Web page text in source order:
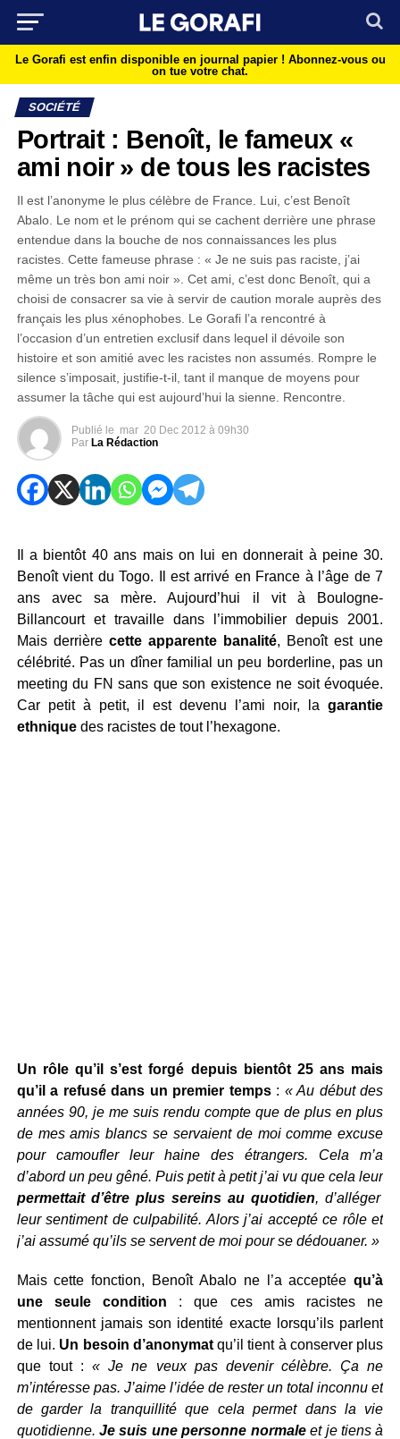
Le Gorafi est enfin disponible en journal papier ! Abonnez-vous ou
on tue votre chat.
SOCIÉTÉ
Portrait : Benoît, le fameux «
ami noir » de tous les racistes
Il est l’anonyme le plus célèbre de France. Lui, c’est Benoît
Abalo. Le nom et le prénom qui se cachent derrière une phrase
entendue dans la bouche de nos connaissances les plus
racistes. Cette fameuse phrase : « Je ne suis pas raciste, j’ai
même un très bon ami noir ». Cet ami, c’est donc Benoît, qui a
choisi de consacrer sa vie à servir de caution morale auprès des
français les plus xénophobes. Le Gorafi l’a rencontré à
l’occasion d’un entretien exclusif dans lequel il dévoile son
histoire et son amitié avec les racistes non assumés. Rompre le
silence s’imposait, justifie-t-il, tant il manque de moyens pour
assumer la tâche qui est aujourd’hui la sienne. Rencontre.
Publié le mar 20 Dec 2012 à 09h30
Par La Rédaction
Il a bientôt 40 ans mais on lui en donnerait à peine 30.
Benoît vient du Togo. Il est arrivé en France à l’âge de 7
ans avec sa mère. Aujourd’hui il vit à Boulogne-
Billancourt et travaille dans l’immobilier depuis 2001.
Mais derrière cette apparente banalité, Benoît est une
célébrité. Pas un dîner familial un peu borderline, pas un
meeting du FN sans que son existence ne soit évoquée.
Car petit à petit, il est devenu l’ami noir, lagarantie
ethniquedes racistes de tout l’hexagone.
Un rôle qu’il s’est forgé depuis bientôt 25 ans mais
qu’il a refusé dans un premier temps: « Au début des
années 90, je me suis rendu compte que de plus en plus
de mes amis blancs se servaient de moi comme excuse
pour camoufler leur haine des étrangers. Cela m’a
d’abord un peu gêné. Puis petit à petit j’ai vu que cela leur
permettait d’être plus sereins au quotidien, d’alléger
leur sentiment de culpabilité. Alors j’ai accepté ce rôle et
j’ai assumé qu’ils se servent de moi pour se dédouaner. »
Mais cette fonction, Benoît Abalo ne l’a acceptéequ’à
une seule condition : que ces amis racistes ne
mentionnent jamais son identité exacte lorsqu’ils parlent
de lui. Un besoin d’anonymatqu’il tient à conserver plus
que tout :« Je ne veux pas devenir célèbre. Ça ne
m’intéresse pas. J’aime l’idée de rester un total inconnu et
de garder la tranquillité que cela permet dans la vie
quotidienne.Je suis une personne normaleet je tiens à